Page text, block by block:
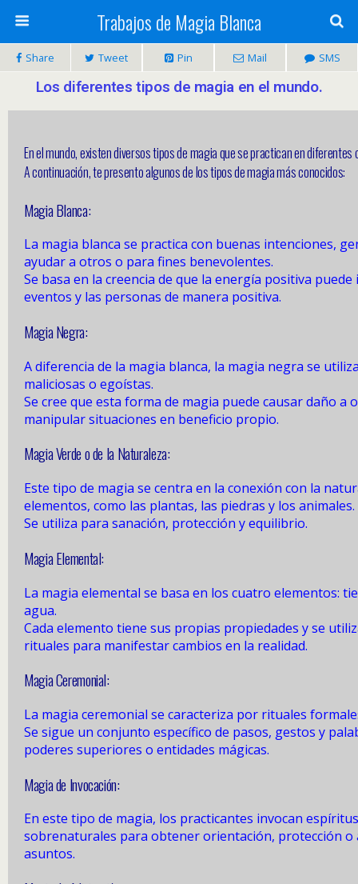
Trabajos de Magia Blanca
Share Tweet Pin Mail SMS
Los diferentes tipos de magia en el mundo.
En el mundo, existen diversos tipos de magia que se practican en
A continuación, te presento algunos de los tipos de magia más conocidos:
Magia Blanca:
La magia blanca se practica con buenas intenciones,
ayudar a otros o para fines benevolentes.
Se basa en la creencia de que la energía positiva
eventos y las personas de manera positiva.
Magia Negra:
A diferencia de la magia blanca, la magia negra se
maliciosas o egoístas.
Se cree que esta forma de magia puede causar daño a
manipular situaciones en beneficio propio.
Magia Verde o de la Naturaleza:
Este tipo de magia se centra en la conexión con la
elementos, como las plantas, las piedras y los animales.
Se utiliza para sanación, protección y equilibrio.
Magia Elemental:
La magia elemental se basa en los cuatro elementos:
agua.
Cada elemento tiene sus propias propiedades y se
rituales para manifestar cambios en la realidad.
Magia Ceremonial:
La magia ceremonial se caracteriza por rituales
Se sigue un conjunto específico de pasos, gestos y
poderes superiores o entidades mágicas.
Magia de Invocación:
En este tipo de magia, los practicantes invocan
sobrenaturales para obtener orientación, protección o
asuntos.